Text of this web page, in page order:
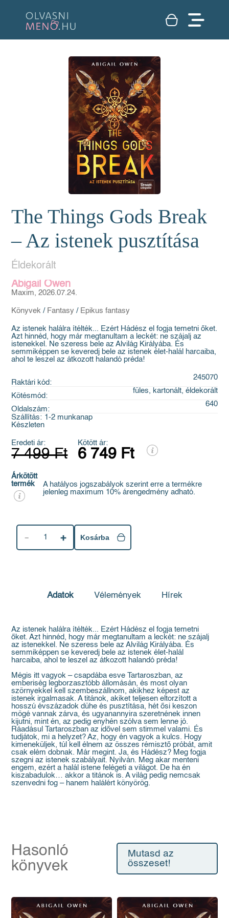
The Things Gods Break
– Az istenek pusztítása
Éldekorált
Abigail Owen
Maxim, 2026.07.24.
Könyvek / Fantasy / Epikus fantasy
Az istenek halálra ítélték... Ezért Hádész el fogja temetni őket.
Azt hinnéd, hogy már megtanultam a leckét: ne szájalj az
istenekkel. Ne szeress bele az Alvilág Királyába. És
semmiképpen se keveredj bele az istenek élet-halál harcaiba,
ahol te leszel az átkozott halandó préda!
Raktári kód:
245070
Kötésmód:
füles, kartonált, éldekorált
Oldalszám:
640
Szállítás: 1-2 munkanap
Készleten
Eredeti ár:
7 499 Ft
Kötött ár:
6 749 Ft
Árkötött
termék
A hatályos jogszabályok szerint erre a termékre
jelenleg maximum 10% árengedmény adható.
1 Kosárba
Adatok Vélemények Hírek
Az istenek halálra ítélték... Ezért Hádész el fogja temetni
őket. Azt hinnéd, hogy már megtanultam a leckét: ne szájalj
az istenekkel. Ne szeress bele az Alvilág Királyába. És
semmiképpen se keveredj bele az istenek élet-halál
harcaiba, ahol te leszel az átkozott halandó préda!
Mégis itt vagyok – csapdába esve Tartaroszban, az
emberiség legborzasztóbb állomásán, és most olyan
szörnyekkel kell szembeszállnom, akikhez képest az
istenek irgalmasak. A titánok, akiket teljesen eltorzított a
hosszú évszázadok dühe és pusztítása, hét ősi keszon
mögé vannak zárva, és ugyanannyira szeretnének innen
kijutni, mint én, az pedig enyhén szólva sem lenne jó.
Ráadásul Tartaroszban az idővel sem stimmel valami. És
tudjátok, mi a helyzet? Az, hogy én vagyok a kulcs. Hogy
kimeneküljek, túl kell élnem az összes rémisztő próbát, amit
csak elém dobnak. Már megint. Ja, és Hádész? Meg fogja
szegni az istenek szabályait. Nyilván. Meg akar menteni
engem, ezért a halál istene felégeti a világot. De ha én
kiszabadulok… akkor a titánok is. A világ pedig nemcsak
szenvedni fog – hanem halálért könyörög.
Hasonló
könyvek
Mutasd az
összeset!